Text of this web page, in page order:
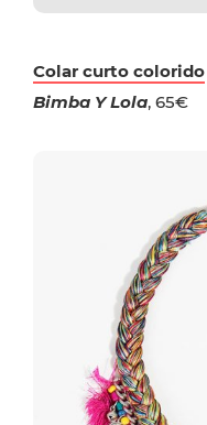
Colar curto colorido
Bimba Y Lola, 65€